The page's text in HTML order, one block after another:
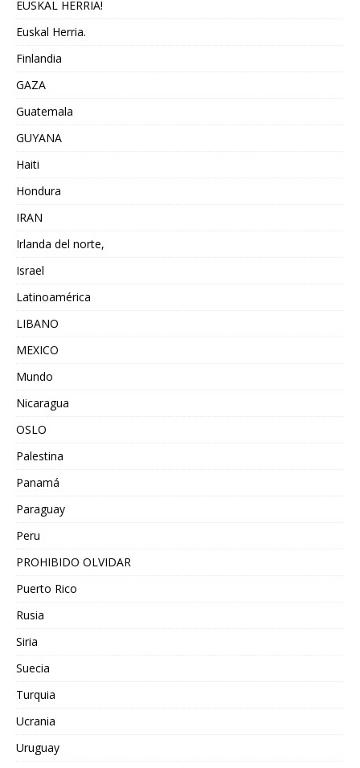
EUSKAL HERRIA!
Euskal Herria.
Finlandia
GAZA
Guatemala
GUYANA
Haiti
Hondura
IRAN
Irlanda del norte,
Israel
Latinoamérica
LIBANO
MEXICO
Mundo
Nicaragua
OSLO
Palestina
Panamá
Paraguay
Peru
PROHIBIDO OLVIDAR
Puerto Rico
Rusia
Siria
Suecia
Turquia
Ucrania
Uruguay